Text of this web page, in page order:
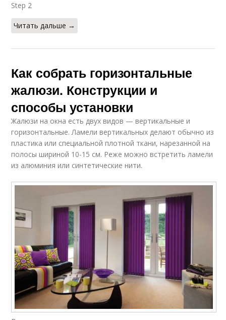
Step 2
Читать дальше →
Как собрать горизонтальные
жалюзи. Конструкции и
способы установки
Жалюзи на окна есть двух видов — вертикальные и
горизонтальные. Ламели вертикальных делают обычно из
пластика или специальной плотной ткани, нарезанной на
полосы шириной 10-15 см. Реже можно встретить ламели
из алюминия или синтетические нити.